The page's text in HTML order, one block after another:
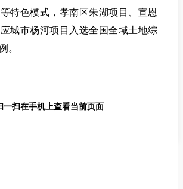
特色模式，孝南区朱湖项目、宣恩
城市杨河项目入选全国全域土地综
。
一扫在手机上查看当前页面